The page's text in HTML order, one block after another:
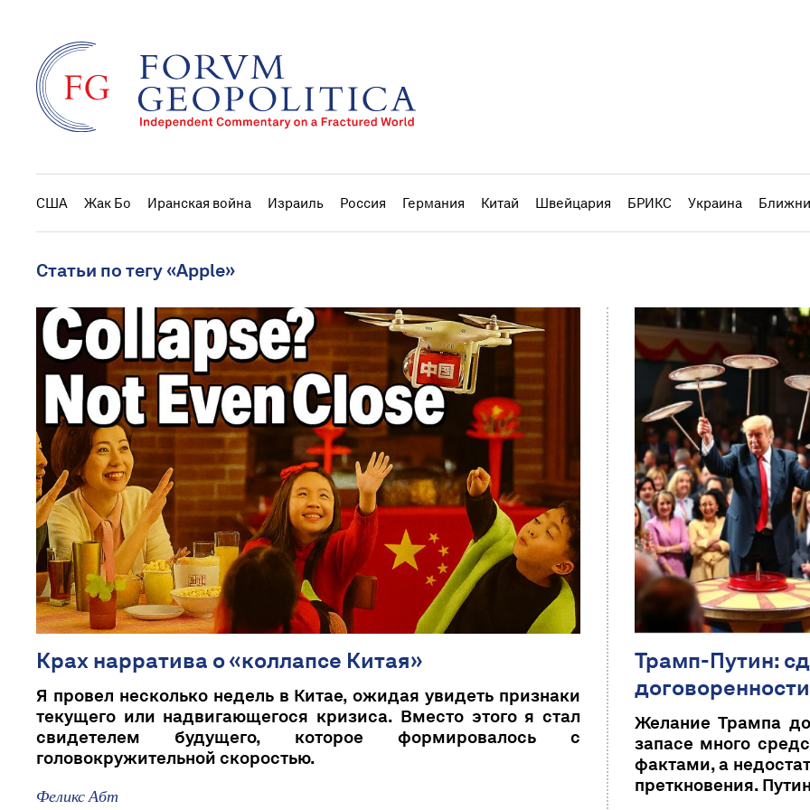
США Жак Бо Иранская война Израиль Россия Германия Китай Швейцария БРИКС Украина
Статьи по тегу «Apple»
Крах нарратива о «коллапсе Китая»
Я провел несколько недель в Китае, ожидая увидеть признаки
текущего или надвигающегося кризиса. Вместо этого я стал
свидетелем будущего, которое формировалось с
головокружительной скоростью.
Феликс Абт
Трамп-Путин:
Желание Трампа
запасе много
фактами, а
преткновения.